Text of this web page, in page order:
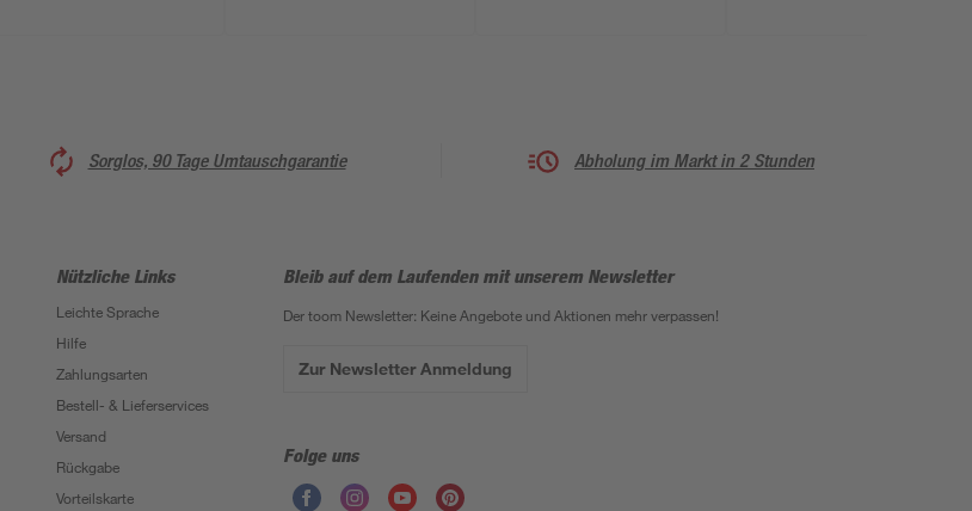
Sorglos, 90 Tage Umtauschgarantie Abholung im Markt in 2 Stunden
Nützliche Links
Leichte Sprache
Hilfe
Zahlungsarten
Bestell- & Lieferservices
Versand
Rückgabe
Vorteilskarte
Bleib auf dem Laufenden mit unserem Newsletter
Der toom Newsletter: Keine Angebote und Aktionen mehr verpassen!
Zur Newsletter Anmeldung
Folge uns